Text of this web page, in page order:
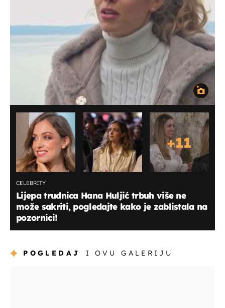
+11
CELEBRITY
Lijepa trudnica Hana Huljić trbuh više ne
može sakriti, pogledajte kako je zablistala na
pozornici!
POGLEDAJ I OVU GALERIJU